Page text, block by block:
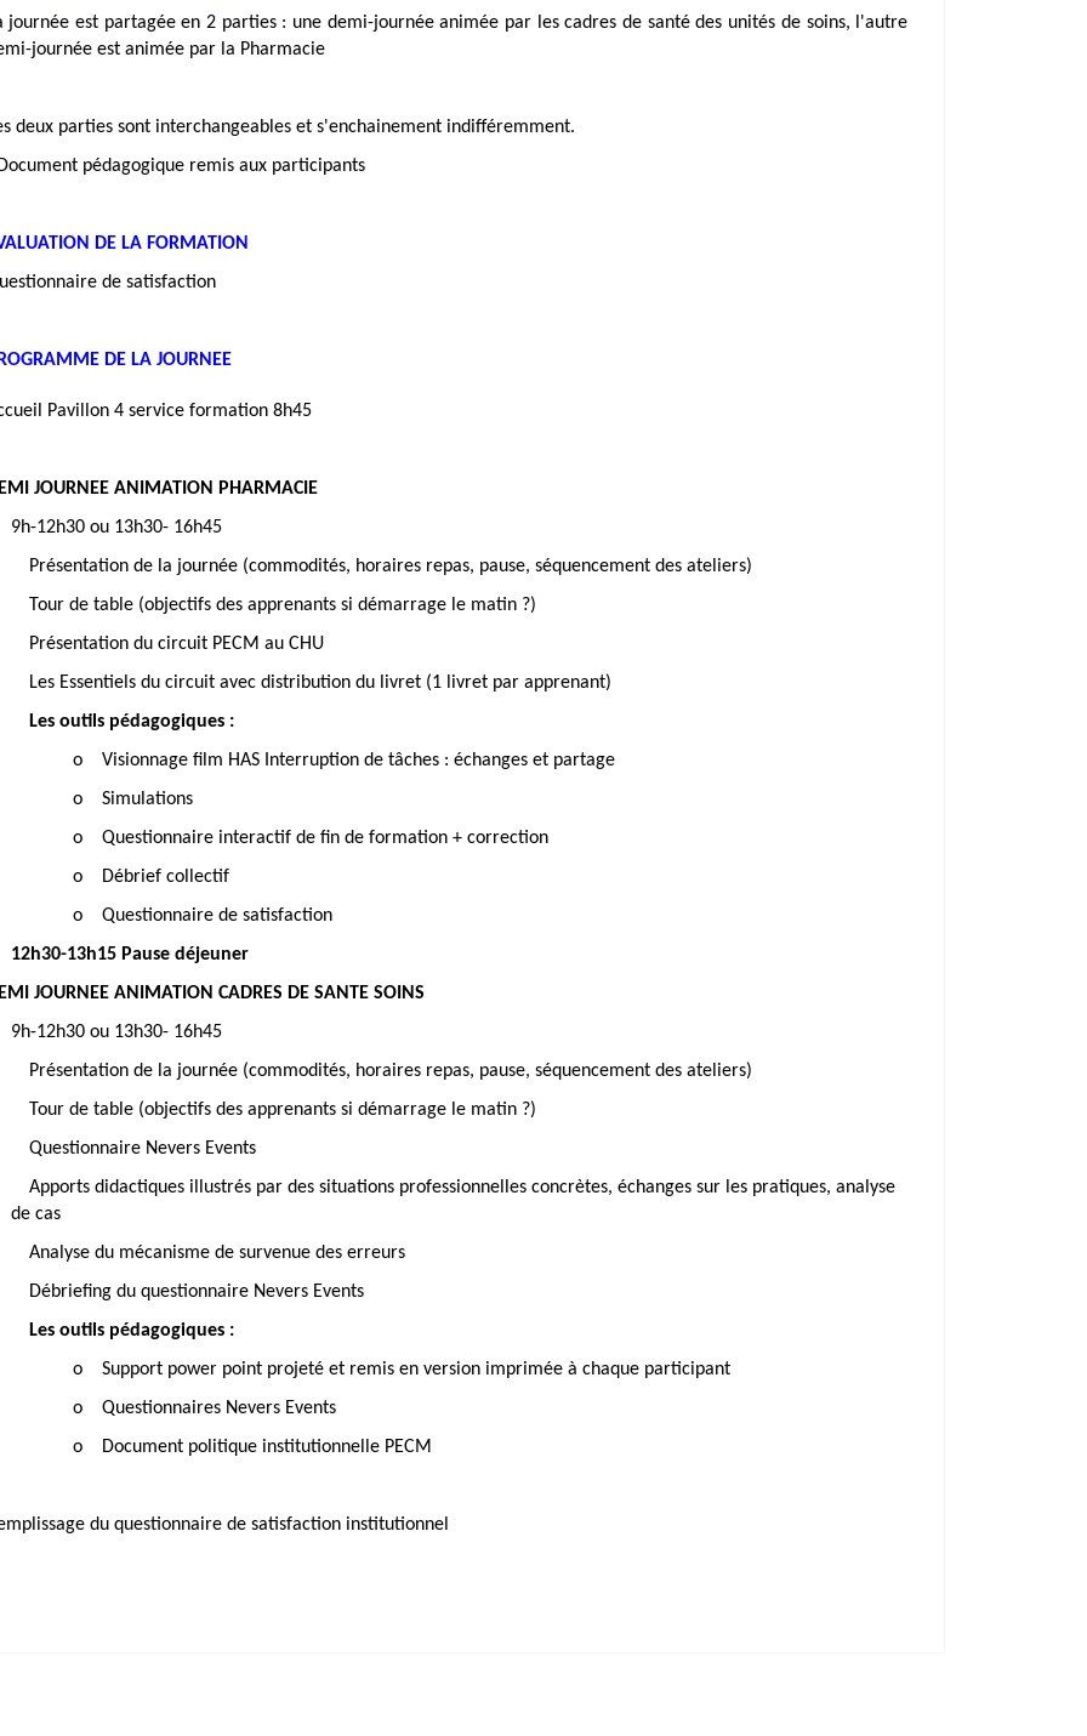
journée est partagée en 2 parties : une demi-journée animée par les cadres de santé des unités de soins, l'autre
journée est animée par la Pharmacie
deux parties sont interchangeables et s'enchainement indifféremment.
pédagogique remis aux participants
DE LA FORMATION
de satisfaction
DE LA JOURNEE
Pavillon 4 service formation 8h45
JOURNEE ANIMATION PHARMACIE
9h-12h30 ou 13h30- 16h45
Présentation de la journée (commodités, horaires repas, pause, séquencement des ateliers)
Tour de table (objectifs des apprenants si démarrage le matin ?)
Présentation du circuit PECM au CHU
Les Essentiels du circuit avec distribution du livret (1 livret par apprenant)
Les outils pédagogiques :
o
Visionnage film HAS Interruption de tâches : échanges et partage
o
Simulations
o
Questionnaire interactif de fin de formation + correction
o
Débrief collectif
o
Questionnaire de satisfaction
12h30-13h15 Pause déjeuner
JOURNEE ANIMATION CADRES DE SANTE SOINS
9h-12h30 ou 13h30- 16h45
Présentation de la journée (commodités, horaires repas, pause, séquencement des ateliers)
Tour de table (objectifs des apprenants si démarrage le matin ?)
Questionnaire Nevers Events
Apports didactiques illustrés par des situations professionnelles concrètes, échanges sur les pratiques, analyse
de cas
Analyse du mécanisme de survenue des erreurs
Débriefing du questionnaire Nevers Events
Les outils pédagogiques :
o
Support power point projeté et remis en version imprimée à chaque participant
o
Questionnaires Nevers Events
o
Document politique institutionnelle PECM
du questionnaire de satisfaction institutionnel